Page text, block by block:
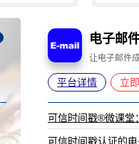
电子邮
让电子邮件
平台详情 立
可信时间戳®微课堂
可信时间戳认证的电